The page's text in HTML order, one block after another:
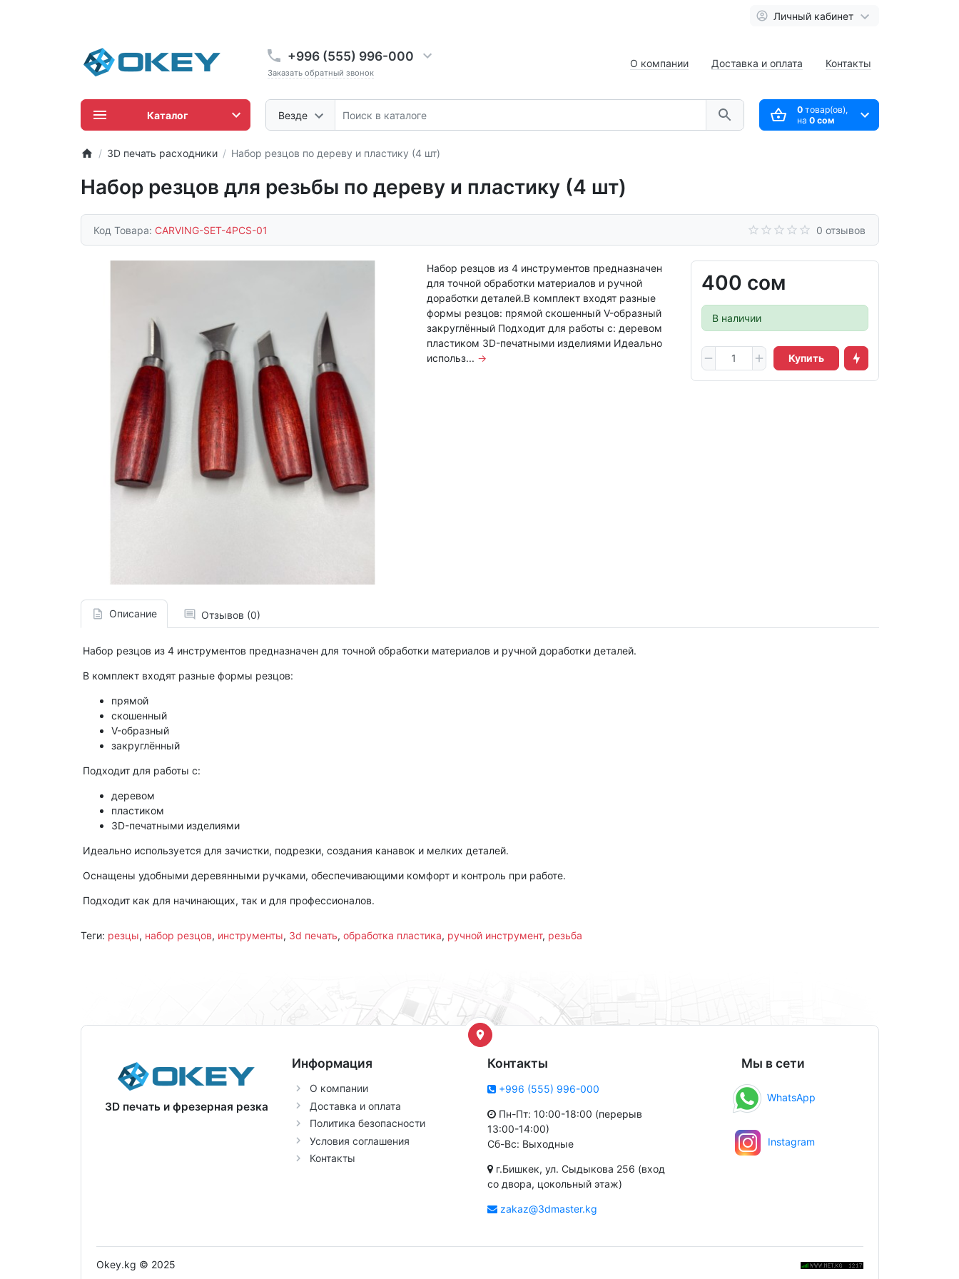
Личный кабинет
+996 (555) 996-000
Заказать обратный звонок
Везде
О компании Доставка и оплата Контакты
0товар(ов),
на 0 сом
Каталог
3D печать расходники Набор резцов по дереву и пластику (4 шт)
Набор резцов для резьбы по дереву и пластику (4 шт)
Код Товара: CARVING-SET-4PCS-01 0 отзывов
400 сом
В наличии
Купить
Набор резцов из 4 инструментов предназначен
для точной обработки материалов и ручной
доработки деталей.В комплект входят разные
формы резцов: прямой скошенный V-образный
закруглённый Подходит для работы с: деревом
пластиком 3D-печатными изделиями Идеально
использ... →
Описание Отзывов (0)
Набор резцов из 4 инструментов предназначен для точной обработки материалов и ручной доработки деталей.
В комплект входят разные формы резцов:
прямой
скошенный
V-образный
закруглённый
Подходит для работы с:
деревом
пластиком
3D-печатными изделиями
Идеально используется для зачистки, подрезки, создания канавок и мелких деталей.
Оснащены удобными деревянными ручками, обеспечивающими комфорт и контроль при работе.
Подходит как для начинающих, так и для профессионалов.
Теги: резцы, набор резцов, инструменты, 3d печать, обработка пластика, ручной инструмент, резьба
3D печать и фрезерная резка
Информация
О компании
Доставка и оплата
Политика безопасности
Условия соглашения
Контакты
Контакты
+996 (555) 996-000
Пн-Пт: 10:00-18:00 (перерыв
13:00-14:00)
Сб-Вс: Выходные
г.Бишкек, ул. Сыдыкова 256 (вход
со двора, цокольный этаж)
zakaz@3dmaster.kg
Мы в сети
WhatsApp
Instagram
Okey.kg © 2025